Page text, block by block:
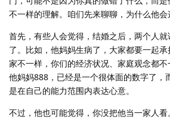
不一样的理解。咱们先来聊聊，为什么他会
首先，有些人会觉得，结婚之后，两个人
了。比如，他妈妈生病了，大家都要一起
家不一样，你们的经济状况、家庭观念都
他妈妈888，已经是一个很体面的数字了，
是在自己的能力范围内表达心意。
不过，他也可能觉得，你没把他当一家人